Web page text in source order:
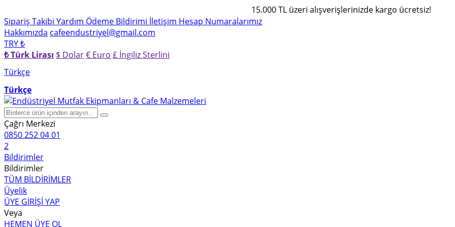
15.000 TL üzeri alışverişlerinizde kargo ücretsiz!
Sipariş Takibi Yardım Ödeme Bildirimi İletişim Hesap Numaralarımız
Hakkımızda cafeendustriyel@gmail.com
TRY ₺
₺ Türk Lirası $ Dolar€ Euro £ İngiliz Sterlini
Türkçe
Türkçe
Çağrı Merkezi
0850 252 04 01
2
Bildirimler
Bildirimler
TÜM BİLDİRİMLER
Üyelik
ÜYE GİRİŞİ YAP
Veya
HEMEN ÜYE OL